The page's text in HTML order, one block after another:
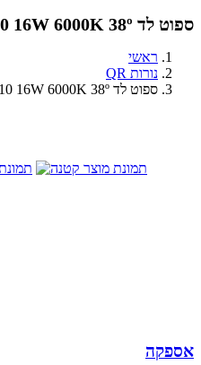
ספוט לד QR GU10 16W 6000K 38º לדימור Eurolux
ראשי
נורות QR
ספוט לד QR GU10 16W 6000K 38º לדימור Eurolux
אספקה